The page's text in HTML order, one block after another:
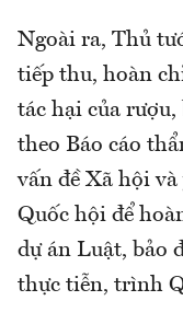
Ngoài ra, Thủ
tiếp thu, hoàn
tác hại của
theo Báo cáo
vấn đề Xã hội
Quốc hội để
dự án Luật, bảo
thực tiễn, trình